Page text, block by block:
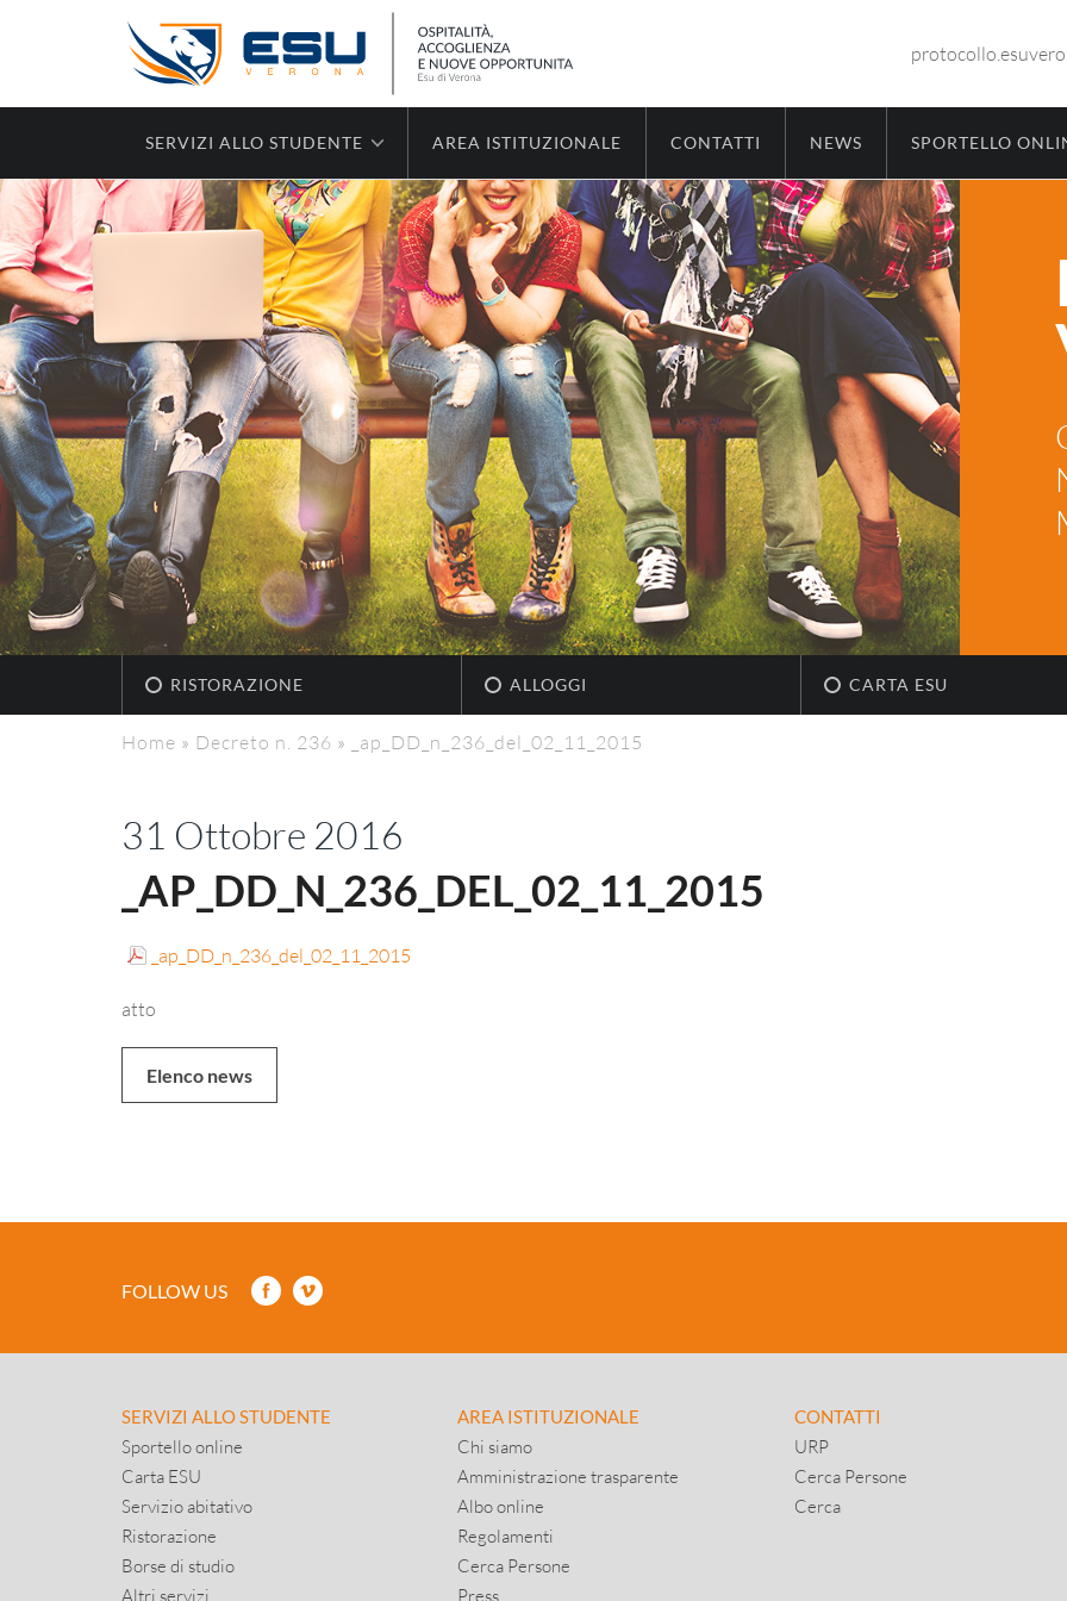
SERVIZI ALLO STUDENTE AREA ISTITUZIONALE CONTATTI NEWS SPORTELLO
RISTORAZIONE ALLOGGI CARTA ESU
Home » Decreto n. 236 » _ap_DD_n_236_del_02_11_2015
31 Ottobre 2016
_AP_DD_N_236_DEL_02_11_2015
_ap_DD_n_236_del_02_11_2015
atto
Elenco news
FOLLOW US
SERVIZI ALLO STUDENTE
Sportello online
Carta ESU
Servizio abitativo
Ristorazione
Borse di studio
Altri servizi
AREA ISTITUZIONALE
Chi siamo
Amministrazione trasparente
Albo online
Regolamenti
Cerca Persone
Press
CONTATTI
URP
Cerca Persone
Cerca